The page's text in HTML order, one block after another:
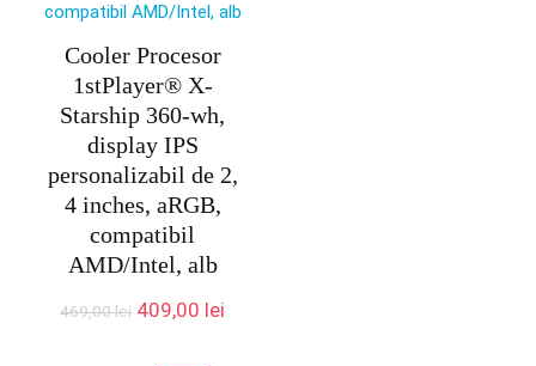
Cooler Procesor
1stPlayer® X-
Starship 360-wh,
display IPS
personalizabil de 2,
4 inches, aRGB,
compatibil
AMD/Intel, alb
469,00lei Prețul
409,00 lei